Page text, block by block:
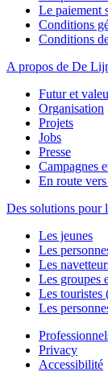
Le paiement
Conditions
Conditions
A propos de De
Futur et
Organisation
Projets
Jobs
Presse
Campagnes
En route
Des solutions pour
Les jeunes
Les
Les
Les groupes
Les touristes
Les
Privacy
Accessibilité